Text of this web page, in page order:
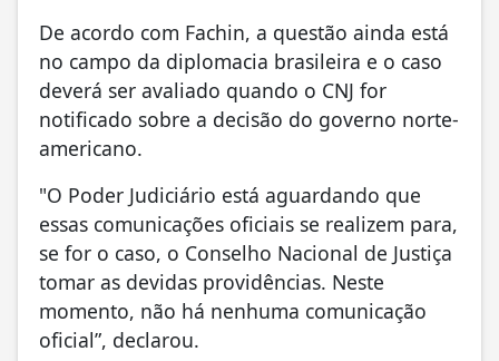
De acordo com Fachin, a questão ainda está
no campo da diplomacia brasileira e o caso
deverá ser avaliado quando o CNJ for
notificado sobre a decisão do governo norte-
americano.
"O Poder Judiciário está aguardando que
essas comunicações oficiais se realizem para,
se for o caso, o Conselho Nacional de Justiça
tomar as devidas providências. Neste
momento, não há nenhuma comunicação
oficial”, declarou.